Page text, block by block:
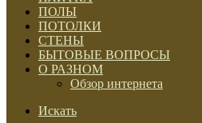
ПОЛЫ
ПОТОЛКИ
СТЕНЫ
БЫТОВЫЕ ВОПРОСЫ
О РАЗНОМ
Обзор интернета
Искать